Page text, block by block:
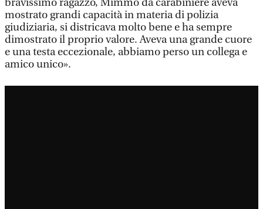
bravissimo ragazzo, Mimmo da carabiniere aveva
mostrato grandi capacità in materia di polizia
giudiziaria, si districava molto bene e ha sempre
dimostrato il proprio valore. Aveva una grande cuore
e una testa eccezionale, abbiamo perso un collega e
amico unico».